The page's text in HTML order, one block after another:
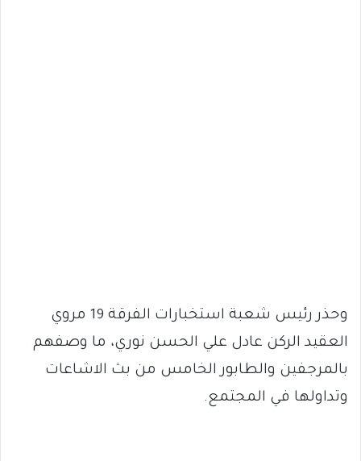
وحذر رئيس شعبة استخبارات الفرقة 19 مروي
العقيد الركن عادل علي الحسن نوري، ما وصفهم
بالمرجفين والطابور الخامس من بث الاشاعات
وتداولها في المجتمع.